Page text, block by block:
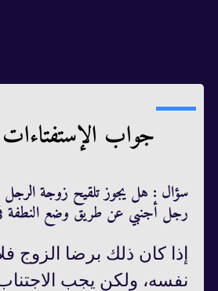
جواب الإستفتاءات
سؤال : هل يجوز تلقيح زوجة الرجل
رجل أجنبي عن طريق وضع النطفة
إذا كان ذلك برضا الزوج
نفسه، ولكن يجب